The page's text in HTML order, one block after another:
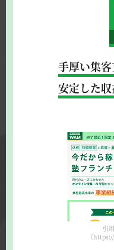
手厚い集客
安定した
引
（